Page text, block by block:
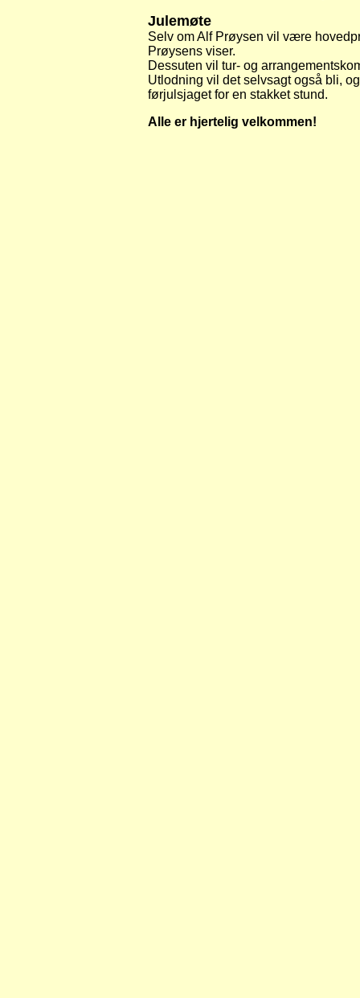
Julemøte
Selv om Alf Prøysen vil være
Prøysens viser.
Dessuten vil tur- og
Utlodning vil det selvsagt også bli,
førjulsjaget for en stakket stund.
Alle er hjertelig velkommen!